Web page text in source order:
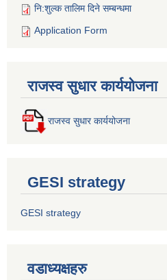
नि:शुल्क तालिम दिने सम्बन्धमा
Application Form
राजस्व सुधार कार्ययोजना
राजस्व सुधार कार्ययोजना
GESI strategy
GESI strategy
वडाध्यक्षहरु